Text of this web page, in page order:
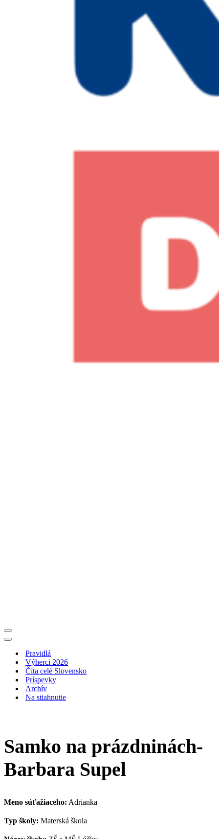
Menu
navigácie
Menu
navigáciePravidlá
Výherci 2026
Číta celé Slovensko
Príspevky
Archív
Na stiahnutie
Samko na prázdninách-
Barbara Supel
Meno súťažiaceho: Adrianka
Typ školy: Materská škola